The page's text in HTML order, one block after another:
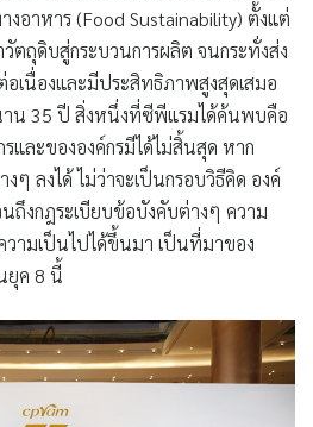
อาหาร (Food Sustainability) ตั้งแต่
วัตถุดิบสู่กระบวนการผลิต จนกระทั่งส่ง
เนื่องและมีประสิทธิภาพสูงสุดเสมอ
าน 35 ปี สิ่งหนึ่งที่ซีพีแรมได้ค้นพบคือ
และขององค์กรมีได้ไม่สิ้นสุด หาก
ๆ ลงได้ ไม่ว่าจะเป็นกรอบวิธีคิด องค์
ถึงกฎระเบียบข้อบังคับต่างๆ ความ
วามเป็นไปได้ขึ้นมา เป็นที่มาของ
ยุค 8 นี้